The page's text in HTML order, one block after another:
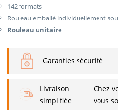
142 formats
Rouleau emballé individuellement
Rouleau unitaire
Garanties sécurité
Livraison
simplifiée
Chez
vous